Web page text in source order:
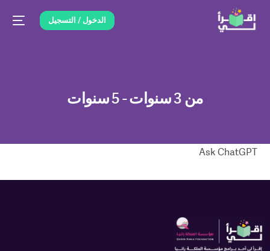
الدخول / التسجيل
من 3 سنوات - 5 سنوات
Ask ChatGPT